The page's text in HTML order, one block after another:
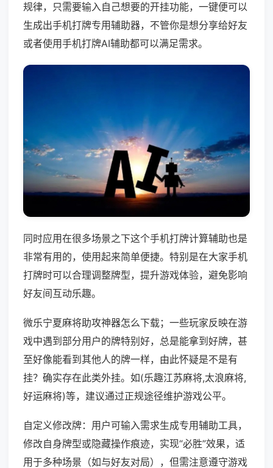
规律，只需要输入自己想要的开挂功能，一键便可以
生成出手机打牌专用辅助器，不管你是想分享给好友
或者使用手机打牌AI辅助都可以满足需求。
同时应用在很多场景之下这个手机打牌计算辅助也是
非常有用的，使用起来简单便捷。特别是在大家手机
打牌时可以合理调整牌型，提升游戏体验，避免影响
好友间互动乐趣。
微乐宁夏麻将助攻神器怎么下载；一些玩家反映在游
戏中遇到部分用户的牌特别好，总是能拿到好牌，甚
至好像能看到其他人的牌一样，由此怀疑是不是有
挂？确实存在此类外挂。如(乐趣江苏麻将,太浪麻将,
好运麻将)等，建议通过正规途径维护游戏公平。
自定义修改牌：用户可输入需求生成专用辅助工具，
修改自身牌型或隐藏操作痕迹，实现“必胜”效果，适
用于多种场景（如与好友对局），但需注意遵守游戏